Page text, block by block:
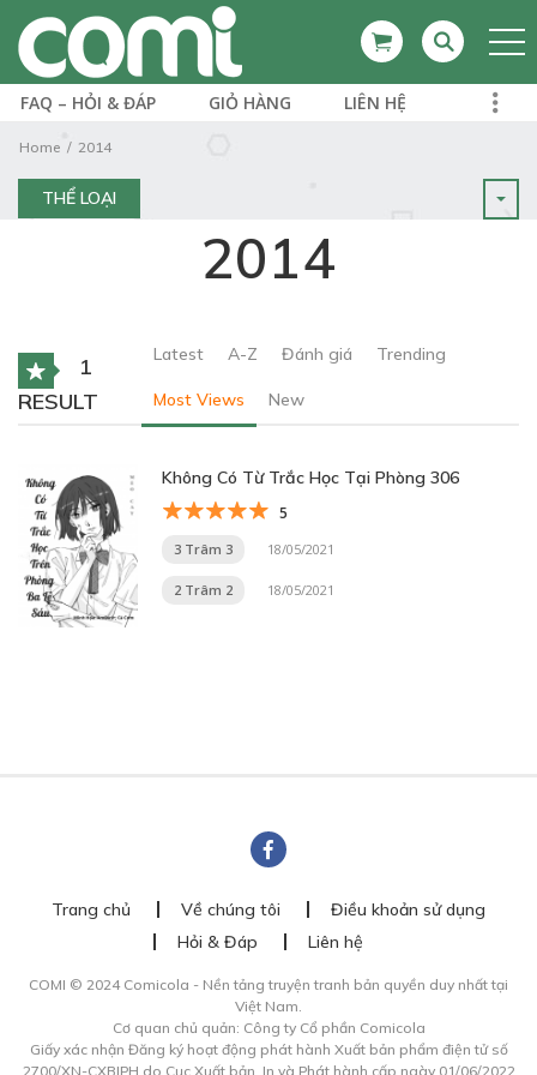
FAQ – HỎI & ĐÁP GIỎ HÀNG LIÊN HỆ
Home 2014
THỂ LOẠI
2014
1
RESULT
Latest A-Z Đánh giá Trending
Most Views New
Không Có Từ Trắc Học Tại Phòng 306
5
3 Trâm 3 18/05/2021
2 Trâm 2 18/05/2021
Trang chủ Về chúng tôi
Điều khoản sử dụng
Hỏi & Đáp
Liên hệ
COMI © 2024 Comicola - Nền tảng truyện tranh bản quyền duy nhất tại
Việt Nam.
Cơ quan chủ quản: Công ty Cổ phần Comicola
Giấy xác nhận Đăng ký hoạt động phát hành Xuất bản phẩm điện tử số
2700/XN-CXBIPH do Cục Xuất bản, In và Phát hành cấp ngày 01/06/2022